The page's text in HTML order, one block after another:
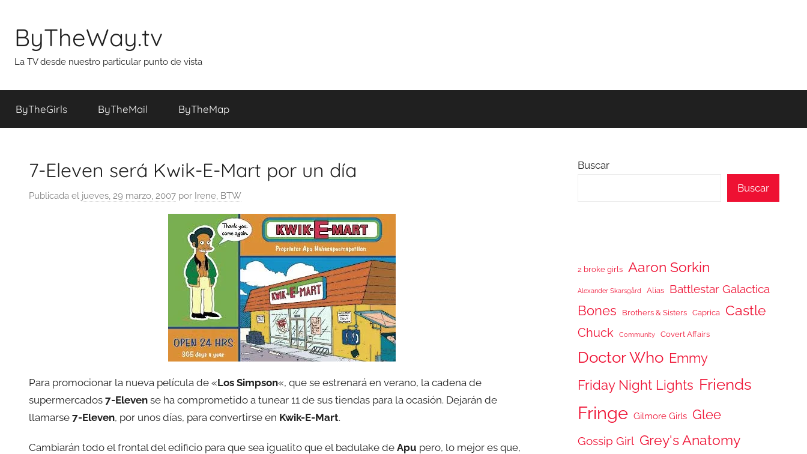
contenido
ByTheWay.tv
La TV desde nuestro particular punto de vista
ByTheGirls ByTheMail ByTheMap
7-Eleven será Kwik-E-Mart por un día
Publicada el jueves, 29 marzo, 2007 por Irene, BTW
Para promocionar la nueva película de «Los Simpson«, que se estrenará en verano, la cadena de
supermercados 7-Eleven se ha comprometido a tunear 11 de sus tiendas para la ocasión. Dejarán de
llamarse 7-Eleven, por unos días, para convertirse en Kwik-E-Mart.
Cambiarán todo el frontal del edificio para que sea igualito que el badulake de Apu pero, lo mejor es que,
Buscar
Buscar
2 broke girls Aaron Sorkin
Alexander Skarsgård Alias Battlestar Galactica
Bones Brothers & Sisters Caprica Castle
Chuck Community Covert Affairs
Doctor Who Emmy
Friday Night Lights Friends
Fringe Gilmore Girls Glee
Gossip Girl Grey's Anatomy